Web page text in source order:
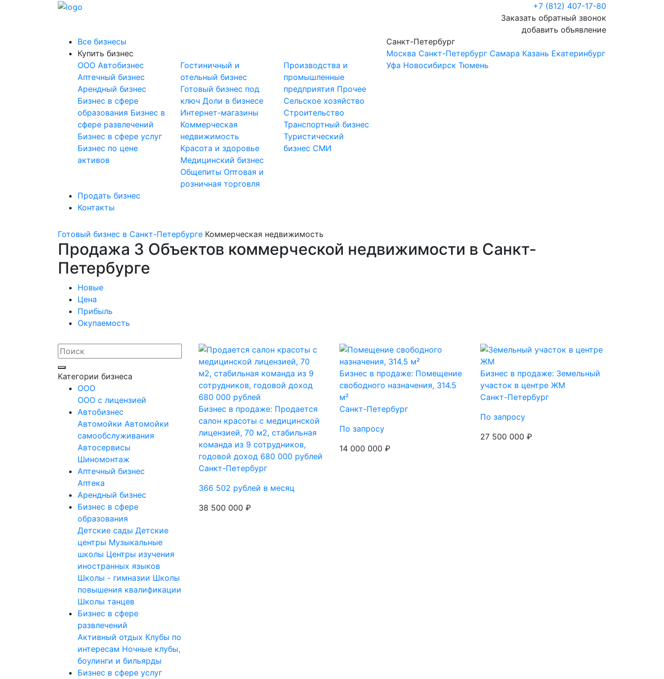
+7 (812) 407-17-80
Заказать обратный звонок
добавить объявление
Все бизнесы
Купить бизнес
OOO Автобизнес
Аптечный бизнес
Арендный бизнес
Бизнес в сфере
образования Бизнес в
сфере развлечений
Бизнес в сфере услуг
Бизнес по цене
активов
Гостиничный и
отельный бизнес
Готовый бизнес под
ключДоли в бизнесе
Интернет-магазины
Коммерческая
недвижимость
Красота и здоровье
Медицинский бизнес
Общепиты Оптовая и
розничная торговля
Производства и
промышленные
предприятия Прочее
Сельское хозяйство
Строительство
Транспортный бизнес
Туристический
бизнес СМИ
Продать бизнес
Контакты
Санкт-Петербург
Москва Санкт-Петербург Самара Казань Екатеринбург
Уфа Новосибирск Тюмень
Готовый бизнес в Санкт-Петербурге Коммерческая недвижимость
Продажа 3 Объектов коммерческой недвижимости в Санкт-
Петербурге
Новые
Цена
Прибыль
Окупаемость
Категории бизнеса
OOO
ООО с лицензией
Автобизнес
Автомойки Автомойки
самообслуживания
Автосервисы
Шиномонтаж
Аптечный бизнес
Аптека
Арендный бизнес
Бизнес в сфере
образования
Детские сады Детские
центры Музыкальные
школы Центры изучения
иностранных языков
Школы - гимназии Школы
повышения квалификации
Школы танцев
Бизнес в сфере
развлечений
Активный отдых Клубы по
интересам Ночные клубы,
боулинги и бильярды
Бизнес в сфере услуг
Бизнес в продаже: Продается
салон красоты с медицинской
лицензией, 70 м2, стабильная
команда из 9 сотрудников,
годовой доход 680 000 рублей
Санкт-Петербург
366 502 рублей в месяц
38 500 000 ₽
Бизнес в продаже: Помещение
свободного назначения, 314.5
м²
Санкт-Петербург
По запросу
14 000 000 ₽
Бизнес в продаже: Земельный
участок в центре ЖМ
Санкт-Петербург
По запросу
27 500 000 ₽